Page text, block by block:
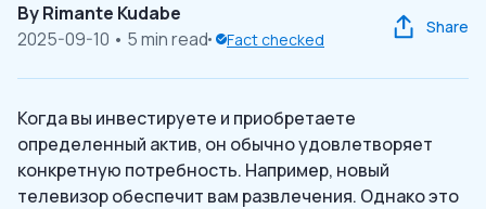
ByRimante Kudabe
2025-09-10 • 5 min read Fact checked
Share
Когда вы инвестируете и приобретаете
определенный актив, он обычно удовлетворяет
конкретную потребность. Например, новый
телевизор обеспечит вам развлечения. Однако это